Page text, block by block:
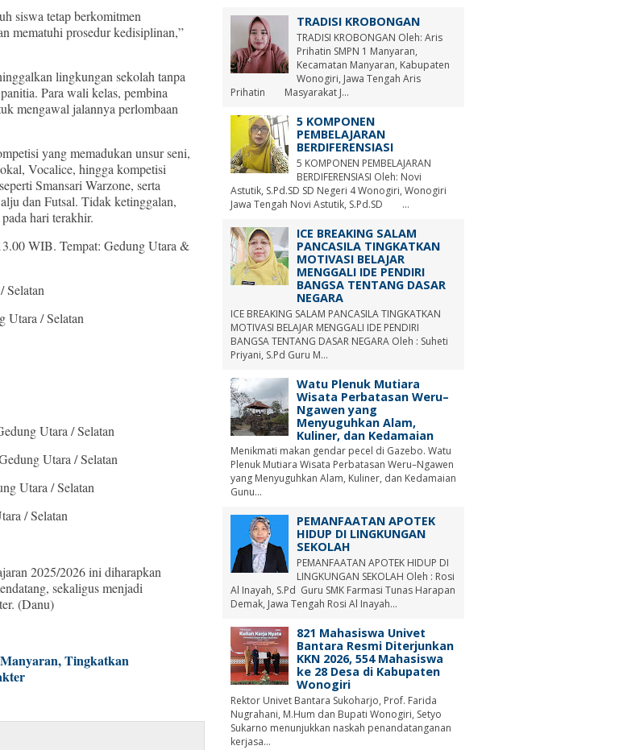
siswa tetap berkomitmen
mematuhi prosedur kedisiplinan,”
lingkungan sekolah tanpa
Para wali kelas, pembina
mengawal jalannya perlombaan
yang memadukan unsur seni,
Vocalice, hingga kompetisi
Smansari Warzone, serta
dan Futsal. Tidak ketinggalan,
hari terakhir.
WIB. Tempat: Gedung Utara &
Selatan
Utara / Selatan
Utara / Selatan
Utara / Selatan
Utara / Selatan
/ Selatan
2025/2026 ini diharapkan
sekaligus menjadi
(Danu)
Tingkatkan
TRADISI KROBONGAN
TRADISI KROBONGAN Oleh: Aris
Prihatin SMPN 1 Manyaran,
Kecamatan Manyaran, Kabupaten
Wonogiri, Jawa Tengah Aris
Prihatin Masyarakat J...
5 KOMPONEN
PEMBELAJARAN
BERDIFERENSIASI
5 KOMPONEN PEMBELAJARAN
BERDIFERENSIASI Oleh: Novi
Astutik, S.Pd.SD SD Negeri 4 Wonogiri, Wonogiri
Jawa Tengah Novi Astutik, S.Pd.SD ...
ICE BREAKING SALAM
PANCASILA TINGKATKAN
MOTIVASI BELAJAR
MENGGALI IDE PENDIRI
BANGSA TENTANG DASAR
NEGARA
ICE BREAKING SALAM PANCASILA TINGKATKAN
MOTIVASI BELAJAR MENGGALI IDE PENDIRI
BANGSA TENTANG DASAR NEGARA Oleh : Suheti
Priyani, S.Pd Guru M...
Watu Plenuk Mutiara
Wisata Perbatasan Weru–
Ngawen yang
Menyuguhkan Alam,
Kuliner, dan Kedamaian
Menikmati makan gendar pecel di Gazebo. Watu
Plenuk Mutiara Wisata Perbatasan Weru–Ngawen
yang Menyuguhkan Alam, Kuliner, dan Kedamaian
Gunu...
PEMANFAATAN APOTEK
HIDUP DI LINGKUNGAN
SEKOLAH
PEMANFAATAN APOTEK HIDUP DI
LINGKUNGAN SEKOLAH Oleh : Rosi
Al Inayah, S.Pd Guru SMK Farmasi Tunas Harapan
Demak, Jawa Tengah Rosi Al Inayah...
821 Mahasiswa Univet
Bantara Resmi Diterjunkan
KKN 2026, 554 Mahasiswa
ke 28 Desa di Kabupaten
Wonogiri
Rektor Univet Bantara Sukoharjo, Prof. Farida
Nugrahani, M.Hum dan Bupati Wonogiri, Setyo
Sukarno menunjukkan naskah penandatanganan
kerjasa...